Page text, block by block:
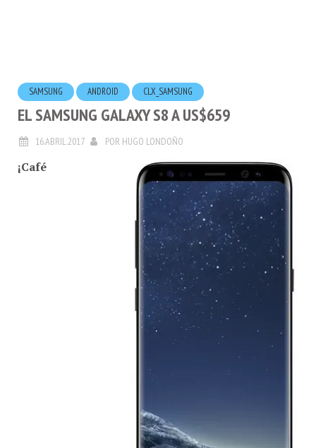
EL SAMSUNG GALAXY S8 A US$659
16.ABRIL.2017 PORHUGO LONDOÑO
¡Café